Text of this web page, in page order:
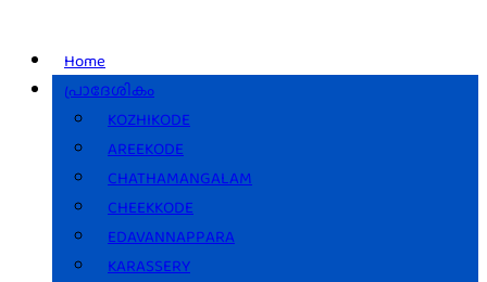
Home
പ്രാദേശികം
KOZHIKODE
AREEKODE
CHATHAMANGALAM
CHEEKKODE
EDAVANNAPPARA
KARASSERY